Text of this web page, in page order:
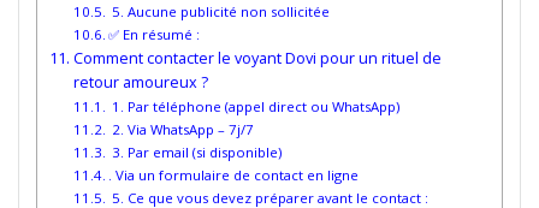
5. Aucune publicité non sollicitée
✅ En résumé :
Comment contacter le voyant Dovi pour un rituel de
retour amoureux ?
1. Par téléphone (appel direct ou WhatsApp)
2. Via WhatsApp – 7j/7
3. Par email (si disponible)
. Via un formulaire de contact en ligne
5. Ce que vous devez préparer avant le contact :